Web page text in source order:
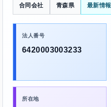
合同会社 青森県 最新情報
法人番号
6420003003233
所在地